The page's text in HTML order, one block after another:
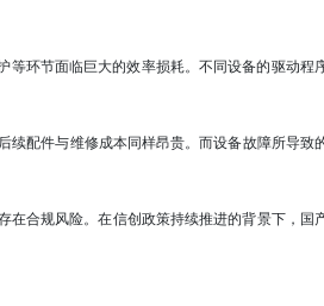
环节面临巨大的效率损耗。不同设备的驱动程序
配件与维修成本同样昂贵。而设备故障所导致
合规风险。在信创政策持续推进的背景下，国